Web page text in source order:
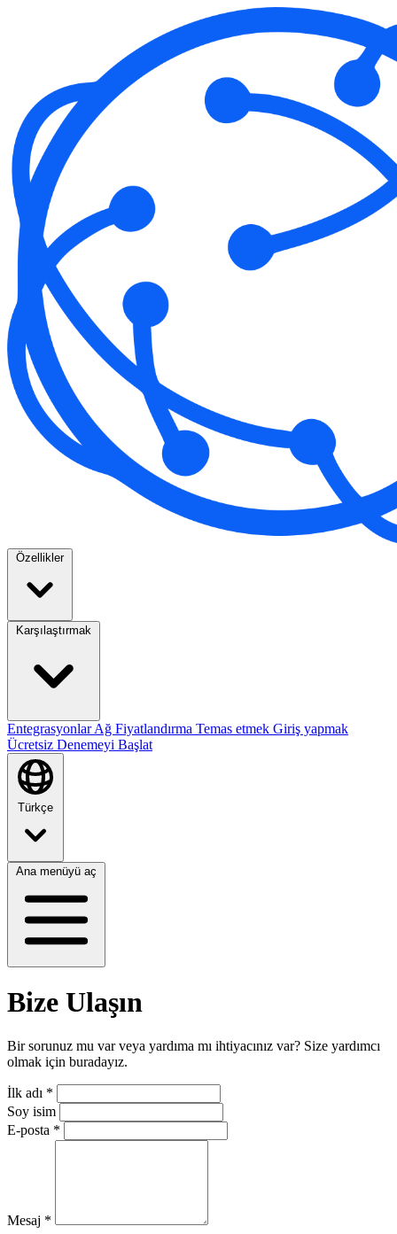
Özellikler
Karşılaştırmak
EntegrasyonlarAğ Fiyatlandırma Temas etmek Giriş yapmak
Ücretsiz Denemeyi Başlat
Türkçe
Ana menüyü aç
Bize Ulaşın
Bir sorunuz mu var veya yardıma mı ihtiyacınız var? Size yardımcı
olmak için buradayız.
İlk adı *
Soy isim
E-posta *
Mesaj *